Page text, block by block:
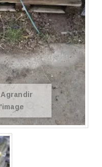
Agrandir
l'image